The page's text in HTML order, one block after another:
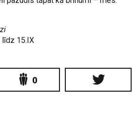
15.IX
0